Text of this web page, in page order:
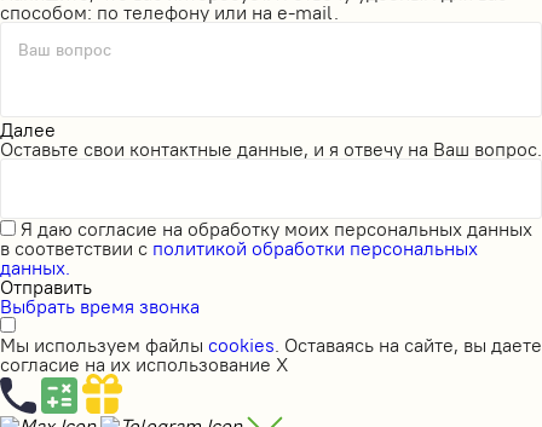
способом: по телефону или на e-mail.
Ваш вопрос
Далее
Оставьте свои контактные данные, и я отвечу на Ваш вопрос.
Я даю согласие на обработку моих персональных данных
в соответствии с политикой обработки персональных
данных.
Отправить
Выбрать время звонка
Мы используем файлы cookies . Оставаясь на сайте, вы даете
согласие на их использование X